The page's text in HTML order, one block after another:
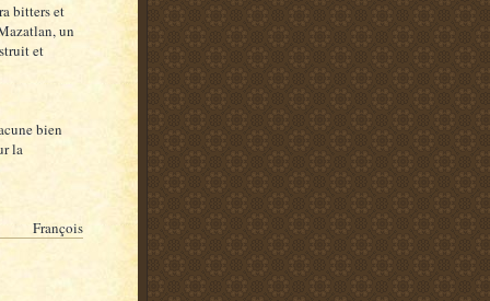
bitters et
un
et
bien
la
François